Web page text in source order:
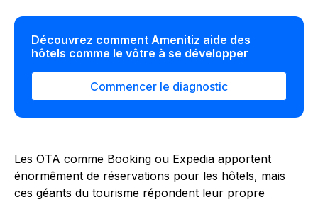
Découvrez comment Amenitiz aide des
hôtels comme le vôtre à se développer
Commencer le diagnostic
Les OTA comme Booking ou Expedia apportent
énormêment de réservations pour les hôtels, mais
ces géants du tourisme répondent leur propre